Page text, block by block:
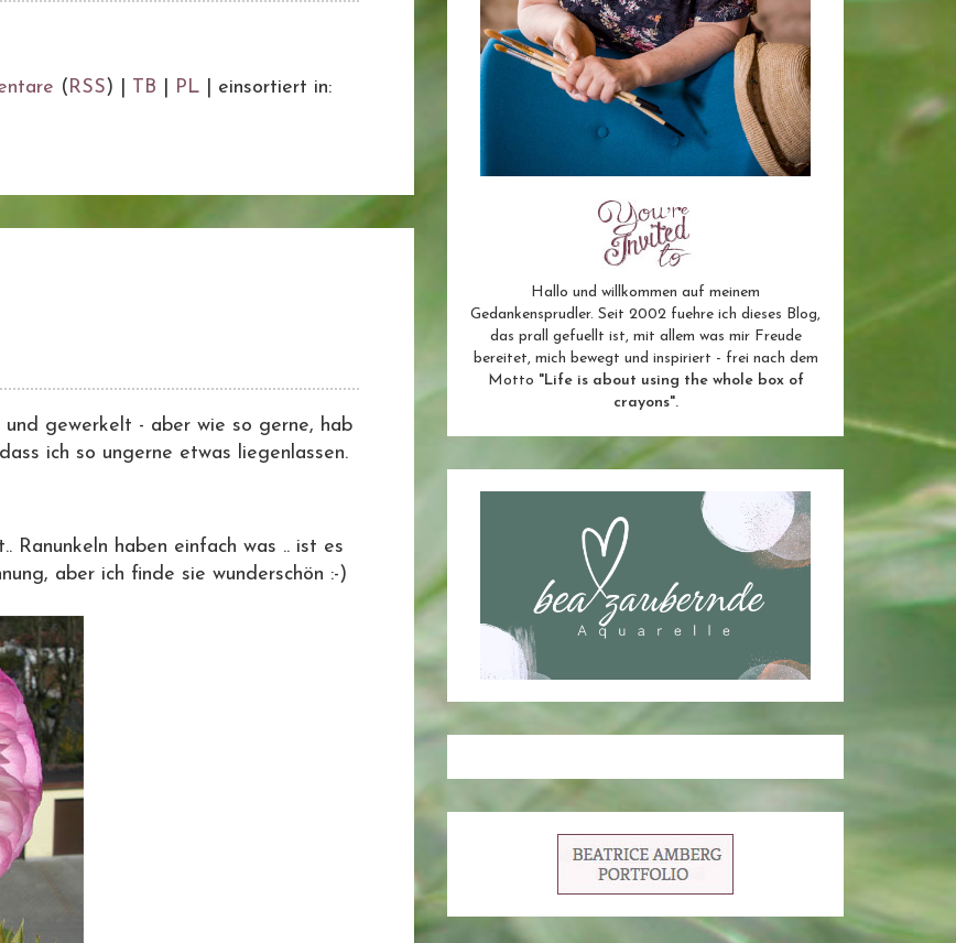
(RSS) | TB PL
einsortiert in:
gewerkelt - aber wie so gerne, hab
ich so ungerne etwas liegenlassen.
Ranunkeln haben einfach was .. ist es
aber ich finde sie wunderschön :-)
Hallo und willkommen auf meinem
Gedankensprudler. Seit 2002 fuehre ich dieses Blog,
das prall gefuellt ist, mit allem was mir Freude
bereitet, mich bewegt und inspiriert - frei nach dem
Motto "Life is about using the whole box of
crayons".